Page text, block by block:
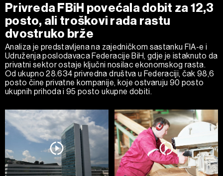
Privreda FBiH povećala dobit za 12,3
posto, ali troškovi rada rastu
dvostruko brže
Analiza je predstavljena na zajedničkom sastanku FIA-e i
Udruženja poslodavaca Federacije BiH, gdje je istaknuto da
privatni sektor ostaje ključni nosilac ekonomskog rasta.
Od ukupno 28.634 privredna društva u Federaciji, čak 98,6
posto čine privatne kompanije, koje ostvaruju 90 posto
ukupnih prihoda i 95 posto ukupne dobiti.